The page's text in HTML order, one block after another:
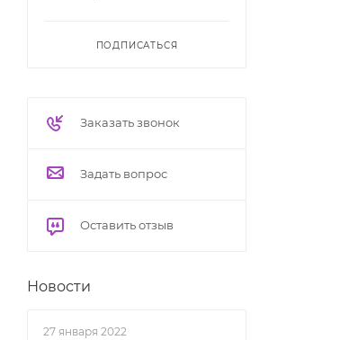
ПОДПИСАТЬСЯ
Заказать звонок
Задать вопрос
Оставить отзыв
Новости
27 января 2022